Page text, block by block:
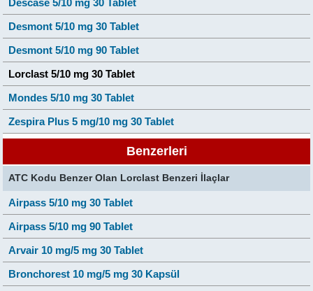
Descase 5/10 mg 30 Tablet
Desmont 5/10 mg 30 Tablet
Desmont 5/10 mg 90 Tablet
Lorclast 5/10 mg 30 Tablet
Mondes 5/10 mg 30 Tablet
Zespira Plus 5 mg/10 mg 30 Tablet
Benzerleri
ATC Kodu Benzer Olan Lorclast Benzeri İlaçlar
Airpass 5/10 mg 30 Tablet
Airpass 5/10 mg 90 Tablet
Arvair 10 mg/5 mg 30 Tablet
Bronchorest 10 mg/5 mg 30 Kapsül